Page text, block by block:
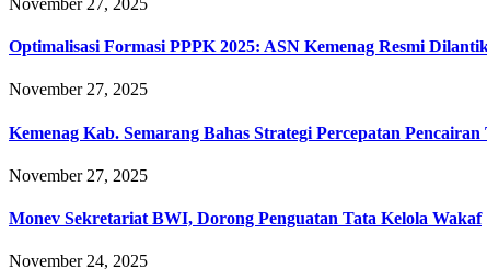
Optimalisasi Formasi PPPK 2025: ASN Kemenag Resmi
November 27, 2025
Kemenag Kab. Semarang Bahas Strategi Percepatan
November 27, 2025
Monev Sekretariat BWI, Dorong Penguatan Tata Kelola Wakaf
November 24, 2025